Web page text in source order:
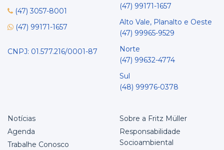
(47) 3057-8001
(47) 99171-1657
CNPJ: 01.577.216/0001-87
(47) 99171-1657
Alto Vale, Planalto e Oeste
(47) 99965-9529
Norte
(47) 99632-4774
Sul
(48) 99976-0378
Notícias
Agenda
Trabalhe Conosco
Sobre a Fritz Müller
Responsabilidade
Socioambiental